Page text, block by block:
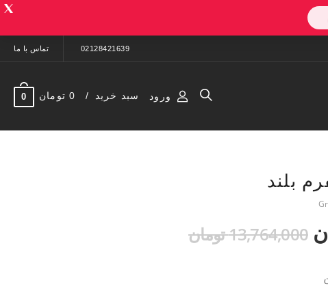
02128421639 تماس با ما
ورود سبد خرید 0 تومان 0
13,764,000 تومان